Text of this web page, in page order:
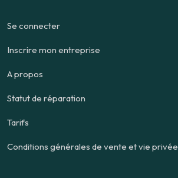
Se connecter
Inscrire mon entreprise
A propos
Statut de réparation
Tarifs
Conditions générales de vente et vie privée